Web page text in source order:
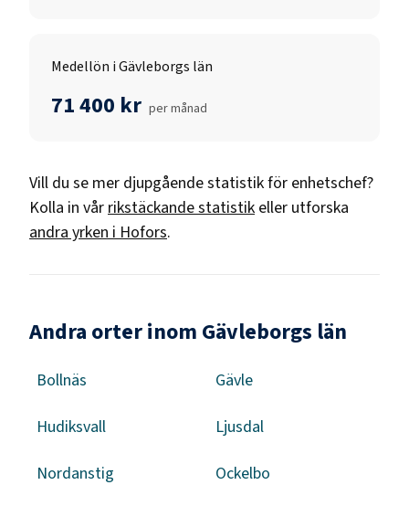
Medellön i Gävleborgs län
71 400 kr per månad
Vill du se mer djupgående statistik för enhetschef?
Kolla in vår rikstäckande statistik eller utforska
andra yrken i Hofors.
Andra orter inom Gävleborgs län
Bollnäs Gävle
Hudiksvall Ljusdal
Nordanstig Ockelbo